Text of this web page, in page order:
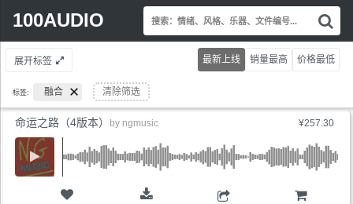
100AUDIO
Search
索
情
绪
乐
文
件
展开标签
标签: 融合 清除筛选
最新上线 销量最高 价格最低
¥257.30
命运之路（4版本） by ngmusic